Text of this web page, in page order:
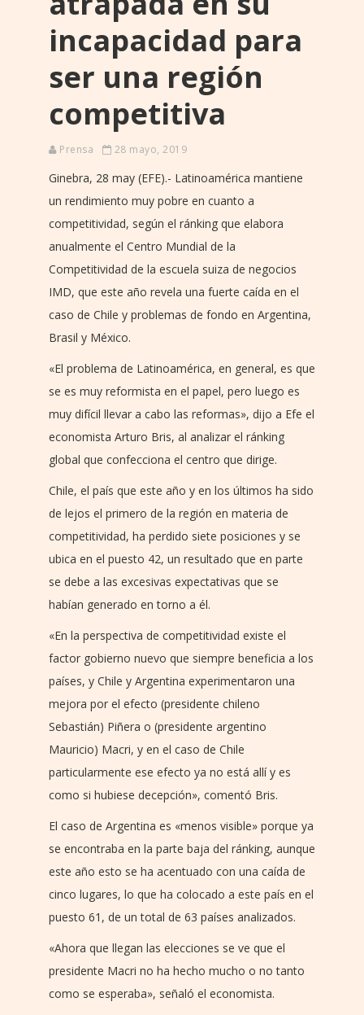
incapacidad para
ser una región
competitiva
Prensa 28 mayo, 2019
Ginebra, 28 may (EFE).- Latinoamérica mantiene
un rendimiento muy pobre en cuanto a
competitividad, según el ránking que elabora
anualmente el Centro Mundial de la
Competitividad de la escuela suiza de negocios
IMD, que este año revela una fuerte caída en el
caso de Chile y problemas de fondo en Argentina,
Brasil y México.
«El problema de Latinoamérica, en general, es que
se es muy reformista en el papel, pero luego es
muy difícil llevar a cabo las reformas», dijo a Efe el
economista Arturo Bris, al analizar el ránking
global que confecciona el centro que dirige.
Chile, el país que este año y en los últimos ha sido
de lejos el primero de la región en materia de
competitividad, ha perdido siete posiciones y se
ubica en el puesto 42, un resultado que en parte
se debe a las excesivas expectativas que se
habían generado en torno a él.
«En la perspectiva de competitividad existe el
factor gobierno nuevo que siempre beneficia a los
países, y Chile y Argentina experimentaron una
mejora por el efecto (presidente chileno
Sebastián) Piñera o (presidente argentino
Mauricio) Macri, y en el caso de Chile
particularmente ese efecto ya no está allí y es
como si hubiese decepción», comentó Bris.
El caso de Argentina es «menos visible» porque ya
se encontraba en la parte baja del ránking, aunque
este año esto se ha acentuado con una caída de
cinco lugares, lo que ha colocado a este país en el
puesto 61, de un total de 63 países analizados.
«Ahora que llegan las elecciones se ve que el
presidente Macri no ha hecho mucho o no tanto
como se esperaba», señaló el economista.